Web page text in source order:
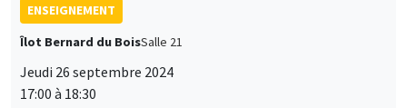
ENSEIGNEMENT
Îlot Bernard du BoisSalle 21
Jeudi 26 septembre 2024
17:00 à 18:30